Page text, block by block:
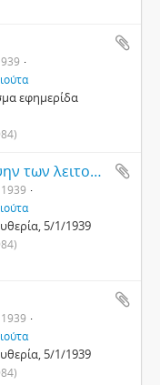
εφημερίδα
Εις χθεσινήν σύσκεψην των λειτουργών μέσης παιδείας ενεκρίθη κατά πλειοψήφιαν το καταστατικόν της οργανώσεως των
1939
5/1/1939
1939
5/1/1939